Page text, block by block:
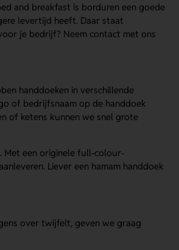
and breakfast is borduren een goede
levertijd heeft. Daar staat
je bedrijf? Neem contact met ons
handdoeken in verschillende
of bedrijfsnaam op de handdoek
of ketens kunnen we snel grote
Met een originele full-colour-
Liever een hamam handdoek
over twijfelt, geven we graag